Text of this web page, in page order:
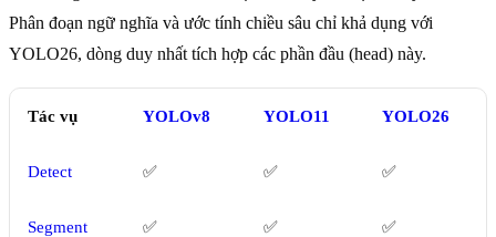
Phân đoạn ngữ nghĩa và ước tính chiều sâu chỉ khả dụng với
YOLO26, dòng duy nhất tích hợp các phần đầu (head) này.
Tác vụ YOLOv8 YOLO11 YOLO26
Detect ✅ ✅ ✅
Segment ✅ ✅ ✅